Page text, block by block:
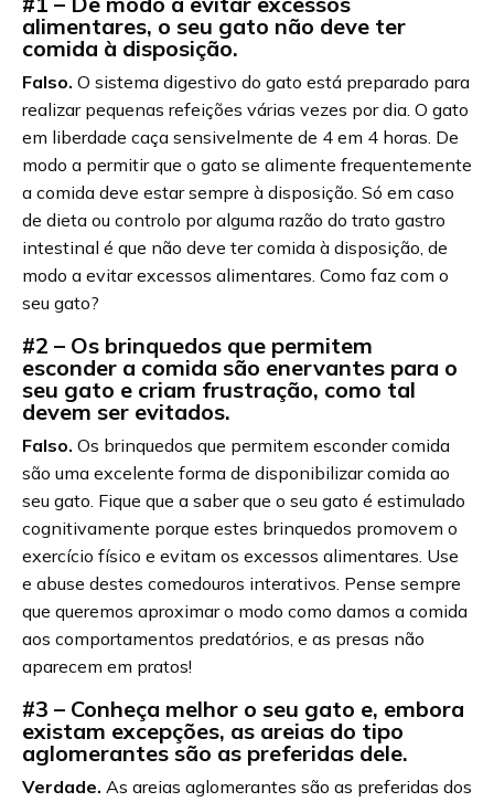
alimentares, o seu gato não deve ter
comida à disposição.
Falso. O sistema digestivo do gato está preparado para
realizar pequenas refeições várias vezes por dia. O gato
em liberdade caça sensivelmente de 4 em 4 horas. De
modo a permitir que o gato se alimente frequentemente
a comida deve estar sempre à disposição. Só em caso
de dieta ou controlo por alguma razão do trato gastro
intestinal é que não deve ter comida à disposição, de
modo a evitar excessos alimentares. Como faz com o
seu gato?
#2 – Os brinquedos que permitem
esconder a comida são enervantes para o
seu gato e criam frustração, como tal
devem ser evitados.
Falso. Os brinquedos que permitem esconder comida
são uma excelente forma de disponibilizar comida ao
seu gato. Fique que a saber que o seu gato é estimulado
cognitivamente porque estes brinquedos promovem o
exercício físico e evitam os excessos alimentares. Use
e abuse destes comedouros interativos. Pense sempre
que queremos aproximar o modo como damos a comida
aos comportamentos predatórios, e as presas não
aparecem em pratos!
#3 – Conheça melhor o seu gato e, embora
existam excepções, as areias do tipo
aglomerantes são as preferidas dele.
Verdade. As areias aglomerantes são as preferidas dos